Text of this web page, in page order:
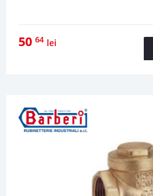
50 64 lei